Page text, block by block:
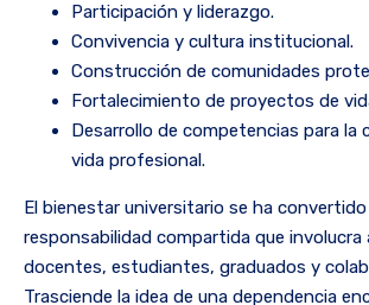
Participación y liderazgo.
Convivencia y cultura institucional.
Construcción de comunidades
Fortalecimiento de proyectos de
Desarrollo de competencias para la
vida profesional.
El bienestar universitario se ha
responsabilidad compartida que involucra
docentes, estudiantes, graduados y
Trasciende la idea de una dependencia